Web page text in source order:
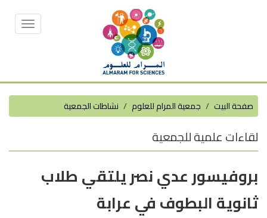
Toggle
صفحة البيت جمعية المرام للعلوم نشاطات الجمعية
لقاءات علمية للجمعية
بروفيسور عدي نصر يلتقي طلاب
ثانوية البطوف في عرابة